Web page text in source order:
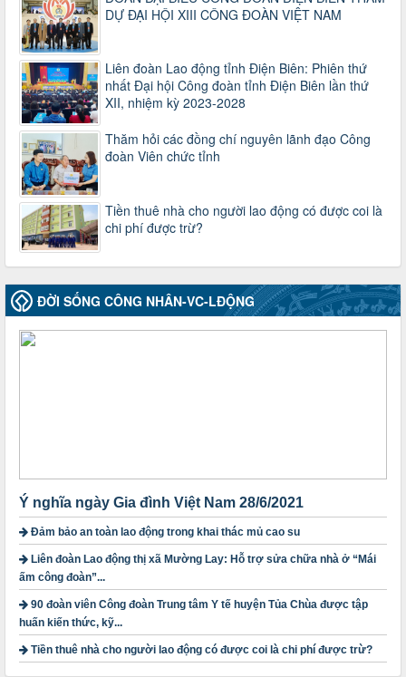
quả
Thời gian đăng: 25/12/2024
lượt xem: 1221 | lượt tải:339
37/HD-TLĐ
Hướng dẫn Công đoàn với việc tổ chức và hoạt động của
Ban Thanh tra Nhân dân
Thời gian đăng: 27/12/2024
lượt xem: 4943 | lượt tải:1349
35/HD-TLĐ
Hướng dẫn thực hiện một số nội dung chi liên quan đến
công tác kiểm tra, giám sát tại Công đoàn cơ sở
Thời gian đăng: 27/12/2024
lượt xem: 2072 | lượt tải:503
Luật Công đoàn 2024
Thời gian đăng: 25/12/2024
lượt xem: 4224 | lượt tải:318
nguyên tắc xây dựng và giao dự toán tài chính công đoàn
năm 2025
Thời gian đăng: 23/09/2024
lượt xem: 4197 | lượt tải:1311
3716/TLD-TC
Công văn hướng dẫn công tác quả lý tài chính, tài sản công
đoàn khi đơn vị sát nhập, chấm dứt hoạt động
Thời gian đăng: 13/04/2025
lượt xem: 2003 | lượt tải:719
DỰ ĐẠI HỘI XIII CÔNG ĐOÀN VIỆT NAM
Liên đoàn Lao động tỉnh Điện Biên: Phiên thứ
nhất Đại hội Công đoàn tỉnh Điện Biên lần thứ
XII, nhiệm kỳ 2023-2028
Thăm hỏi các đồng chí nguyên lãnh đạo Công
đoàn Viên chức tỉnh
Tiền thuê nhà cho người lao động có được coi là
chi phí được trừ?
ĐỜI SỐNG CÔNG NHÂN-VC-LĐỘNG
Ý nghĩa ngày Gia đình Việt Nam 28/6/2021
Đảm bảo an toàn lao động trong khai thác mủ cao su
Liên đoàn Lao động thị xã Mường Lay: Hỗ trợ sửa chữa nhà ở “Mái
ấm công đoàn”...
90 đoàn viên Công đoàn Trung tâm Y tế huyện Tủa Chùa được tập
huấn kiến thức, kỹ...
Tiền thuê nhà cho người lao động có được coi là chi phí được trừ?